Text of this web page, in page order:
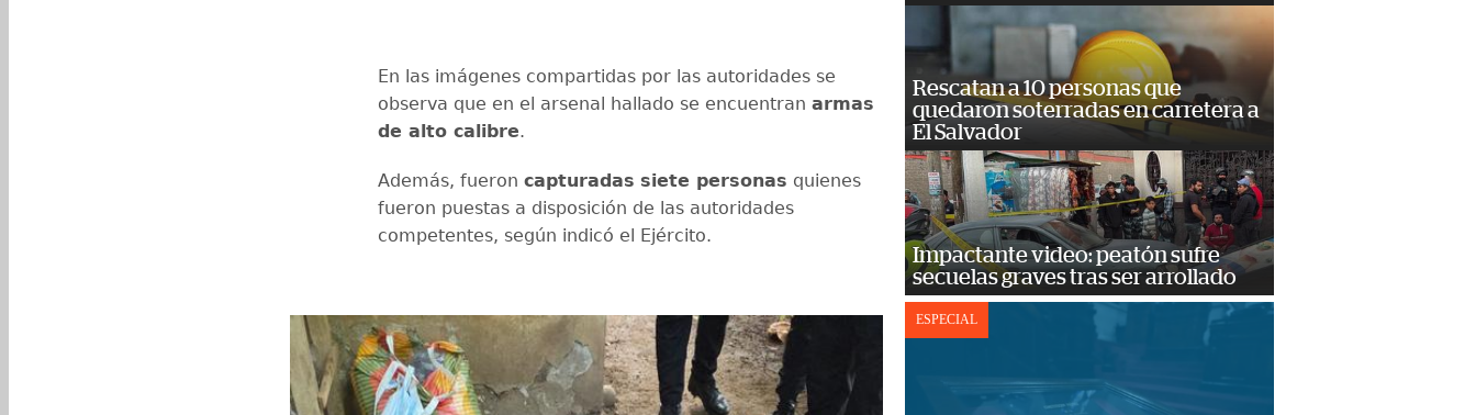
En las imágenes compartidas por las autoridades se
observa que en el arsenal hallado se encuentran armas
de alto calibre.
Además, fueron capturadas siete personas quienes
fueron puestas a disposición de las autoridades
competentes, según indicó el Ejército.
Rescatan a 10 personas que
quedaron soterradas en carretera a
El Salvador
Impactante video: peatón sufre
secuelas graves tras ser arrollado
ESPECIAL